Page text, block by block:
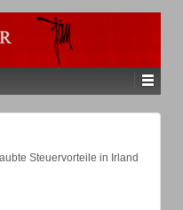
Steuervorteile in Irland